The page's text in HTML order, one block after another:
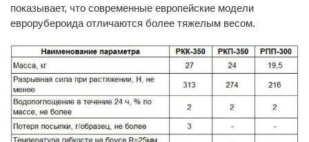
показывает, что современные европейские модели
еврорубероида отличаются более тяжелым весом.